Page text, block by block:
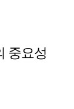
중요성